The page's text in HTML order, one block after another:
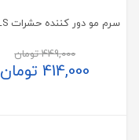
449,000تومان
414,000تومان